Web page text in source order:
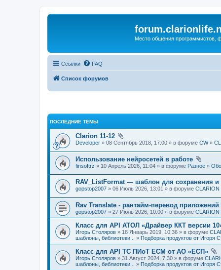
Место общения программистов,
Ссылки FAQ
Список форумов
ПОСЛЕДНИЕ ТЕМЫ
Clarion 11-12
Developer » 08 Сентябрь 2018, 17:00 » в форуме CW»
Использование нейросетей в работе
finsoftrz » 10 Апрель 2026, 11:04 » в форуме Разное » Обо
RAV_ListFormat — шаблон для сохранения
gopstop2007 » 06 Июль 2026, 13:01 » в форуме CLARION
Rav Translate - рантайм-перевод
gopstop2007 » 27 Июль 2026, 10:00 » в форуме CLARION
Класс для API АТОЛ «Драйвер ККТ версии
Игорь Столяров » 18 Январь 2019, 10:36 » в форуме
шаблоны, библиотеки...
» Подборка продуктов от Игоря
Класс для API ТС ПИоТ ЕСМ от АО «ЕСП»
Игорь Столяров » 31 Август 2024, 7:30 » в форуме
шаблоны, библиотеки...
» Подборка продуктов от Игоря